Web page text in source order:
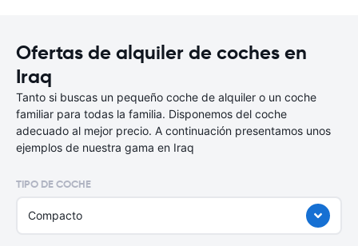
Ofertas de alquiler de coches en
Iraq
Tanto si buscas un pequeño coche de alquiler o un coche
familiar para todas la familia. Disponemos del coche
adecuado al mejor precio. A continuación presentamos unos
ejemplos de nuestra gama en Iraq
TIPO DE COCHE
Compacto